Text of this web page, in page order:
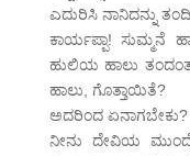
ಎದುರಿಸಿ ನಾನಿದನ್ನು
ಕಾರ್ಯಪ್ಪಾ! ಸುಮ್ಮನೆ
ಹುಲಿಯ ಹಾಲು
ಹಾಲು, ಗೊತ್ತಾಯಿತೆ?
ಅದರಿಂದ ಏನಾಗಬೇಕು?
ನೀನು ದೇವಿಯ